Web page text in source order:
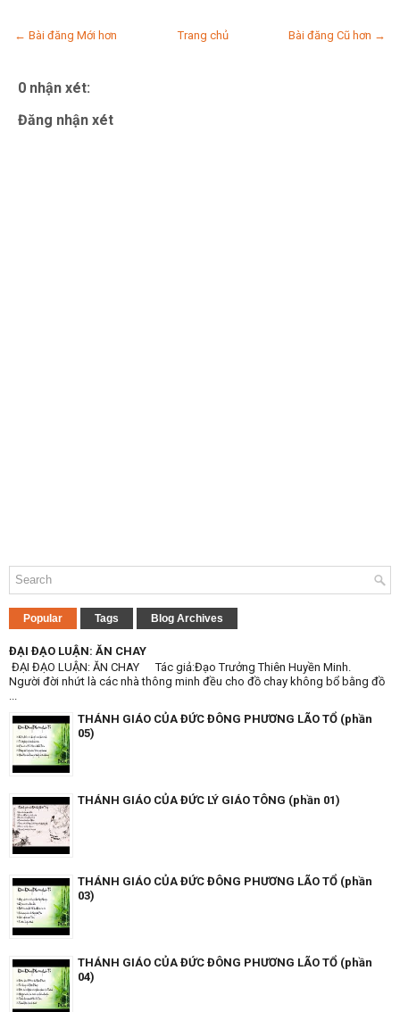
← Bài đăng Mới hơn Bài đăng Cũ hơn →
Trang chủ
0 nhận xét:
Đăng nhận xét
Popular Tags Blog Archives
ĐẠI ĐẠO LUẬN: ĂN CHAY
ĐẠI ĐẠO LUẬN: ĂN CHAY Tác giả:Đạo Trưởng Thiên Huyền Minh.
Người đời nhứt là các nhà thông minh đều cho đồ chay không bổ bằng đồ
...
THÁNH GIÁO CỦA ĐỨC ĐÔNG PHƯƠNG LÃO TỔ (phần
05)
THÁNH GIÁO CỦA ĐỨC LÝ GIÁO TÔNG (phần 01)
THÁNH GIÁO CỦA ĐỨC ĐÔNG PHƯƠNG LÃO TỔ (phần
03)
THÁNH GIÁO CỦA ĐỨC ĐÔNG PHƯƠNG LÃO TỔ (phần
04)